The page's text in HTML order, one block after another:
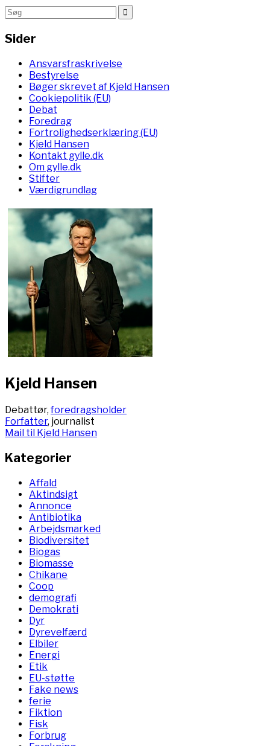
Sider
Ansvarsfraskrivelse
Bestyrelse
Bøger skrevet af Kjeld Hansen
Cookiepolitik (EU)
Debat
Foredrag
Fortrolighedserklæring (EU)
Kjeld Hansen
Kontakt gylle.dk
Om gylle.dk
Stifter
Værdigrundlag
Kjeld Hansen
Debattør,foredragsholder
Forfatter, journalist
Mail til Kjeld Hansen
Kategorier
Affald
Aktindsigt
Annonce
Antibiotika
Arbejdsmarked
Biodiversitet
Biogas
Biomasse
Chikane
Coop
demografi
Demokrati
Dyr
Dyrevelfærd
Elbiler
Energi
Etik
EU-støtte
Fake news
ferie
Fiktion
Fisk
Forbrug